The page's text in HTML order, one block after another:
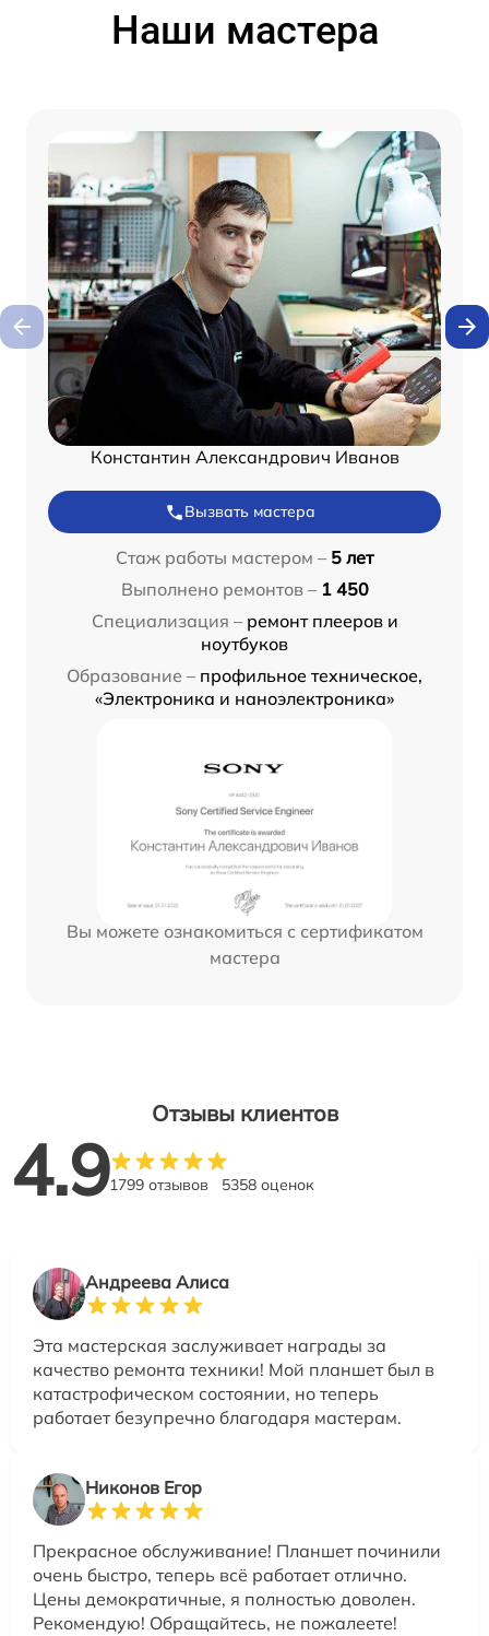
Наши мастера
Константин Александрович Иванов
Вызвать мастера
Стаж работы мастером – 5 лет
Выполнено ремонтов – 1 450
Специализация – ремонт плееров и
ноутбуков
Образование – профильное техническое,
«Электроника и наноэлектроника»
Вы можете ознакомиться с сертификатом
мастера
Отзывы клиентов
4.91799 отзывов 5358 оценок
Андреева Алиса
Эта мастерская заслуживает награды за
качество ремонта техники! Мой планшет был в
катастрофическом состоянии, но теперь
работает безупречно благодаря мастерам.
Никонов Егор
Прекрасное обслуживание! Планшет починили
очень быстро, теперь всё работает отлично.
Цены демократичные, я полностью доволен.
Рекомендую! Обращайтесь, не пожалеете!